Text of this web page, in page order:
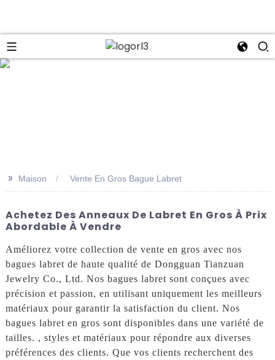
>> Maison Vente En Gros Bague Labret
Achetez Des Anneaux De Labret En Gros À Prix
Abordable À Vendre
Améliorez votre collection de vente en gros avec nos
bagues labret de haute qualité de Dongguan Tianzuan
Jewelry Co., Ltd. Nos bagues labret sont conçues avec
précision et passion, en utilisant uniquement les meilleurs
matériaux pour garantir la satisfaction du client. Nos
bagues labret en gros sont disponibles dans une variété de
tailles. , styles et matériaux pour répondre aux diverses
préférences des clients. Que vos clients recherchent des